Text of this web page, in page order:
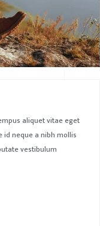
aliquet vitae eget
id neque a nibh mollis
vestibulum